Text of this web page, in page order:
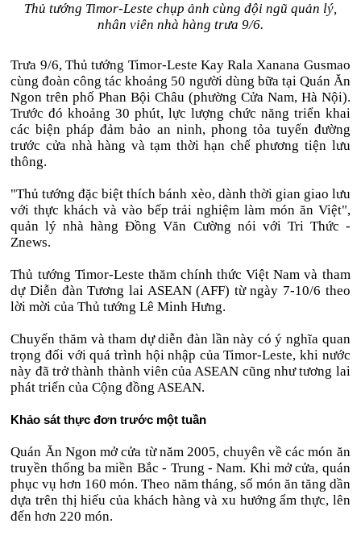
Thủ tướng Timor-Leste chụp ảnh cùng đội ngũ quản lý,
nhân viên nhà hàng trưa 9/6.
Trưa 9/6, Thủ tướng Timor-Leste Kay Rala Xanana Gusmao
cùng đoàn công tác khoảng 50 người dùng bữa tại Quán Ăn
Ngon trên phố Phan Bội Châu (phường Cửa Nam, Hà Nội).
Trước đó khoảng 30 phút, lực lượng chức năng triển khai
các biện pháp đảm bảo an ninh, phong tỏa tuyến đường
trước cửa nhà hàng và tạm thời hạn chế phương tiện lưu
thông.
"Thủ tướng đặc biệt thích bánh xèo, dành thời gian giao lưu
với thực khách và vào bếp trải nghiệm làm món ăn Việt",
quản lý nhà hàng Đồng Văn Cường nói với Tri Thức -
Znews.
Thủ tướng Timor-Leste thăm chính thức Việt Nam và tham
dự Diễn đàn Tương lai ASEAN (AFF) từ ngày 7-10/6 theo
lời mời của Thủ tướng Lê Minh Hưng.
Chuyến thăm và tham dự diễn đàn lần này có ý nghĩa quan
trọng đối với quá trình hội nhập của Timor-Leste, khi nước
này đã trở thành thành viên của ASEAN cũng như tương lai
phát triển của Cộng đồng ASEAN.
Khảo sát thực đơn trước một tuần
Quán Ăn Ngon mở cửa từ năm 2005, chuyên về các món ăn
truyền thống ba miền Bắc - Trung - Nam. Khi mở cửa, quán
phục vụ hơn 160 món. Theo năm tháng, số món ăn tăng dần
dựa trên thị hiếu của khách hàng và xu hướng ẩm thực, lên
đến hơn 220 món.